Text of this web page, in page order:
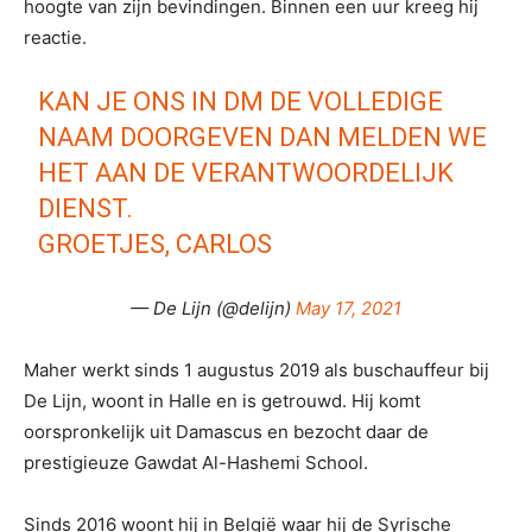
hoogte van zijn bevindingen. Binnen een uur kreeg hij
reactie.
KAN JE ONS IN DM DE VOLLEDIGE
NAAM DOORGEVEN DAN MELDEN WE
HET AAN DE VERANTWOORDELIJK
DIENST.
GROETJES, CARLOS
— De Lijn (@delijn) May 17, 2021
Maher werkt sinds 1 augustus 2019 als buschauffeur bij
De Lijn, woont in Halle en is getrouwd. Hij komt
oorspronkelijk uit Damascus en bezocht daar de
prestigieuze Gawdat Al-Hashemi School.
Sinds 2016 woont hij in België waar hij de Syrische